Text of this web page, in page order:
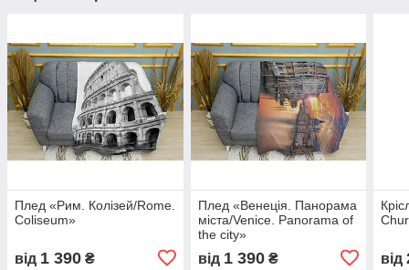
Плед «Рим. Колізей/Rome.
Coliseum»
від 1 390 ₴
Плед «Венеція. Панорама
міста/Venice. Panorama of
the city»
від 1 390₴ від